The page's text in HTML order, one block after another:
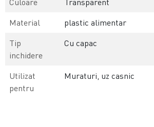
Material
plastic alimentar
Tip
inchidere
Cu capac
Utilizat
pentru
Muraturi, uz casnic